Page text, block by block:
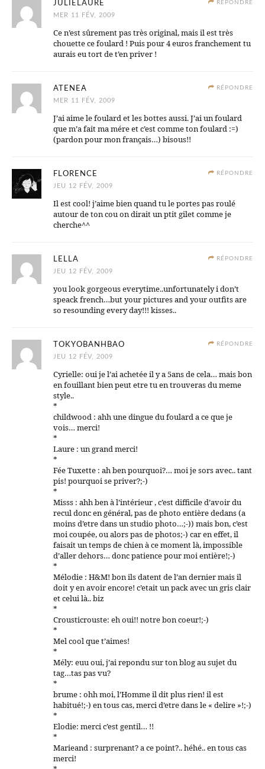
RÉPONDRE
JULIELAURE
MER 11 FÉV, 2009
Ce n’est sûrement pas très original, mais il est très
chouette ce foulard ! Puis pour 4 euros franchement tu
aurais eu tort de t’en priver !
RÉPONDRE
ATENEA
MER 11 FÉV, 2009
J’ai aime le foulard et les bottes aussi. J’ai un foulard
que m’a fait ma mére et c’est comme ton foulard :=)
(pardon pour mon français…) bisous!!
RÉPONDRE
FLORENCE
JEU 12 FÉV, 2009
Il est cool! j’aime bien quand tu le portes pas roulé
autour de ton cou on dirait un ptit gilet comme je
cherche^^
RÉPONDRE
LELLA
JEU 12 FÉV, 2009
you look gorgeous everytime..unfortunately i don’t
speack french…but your pictures and your outfits are
so resounding every day!!! kisses..
RÉPONDRE
TOKYOBANHBAO
JEU 12 FÉV, 2009
Cyrielle: oui je l’ai achetée il y a 5ans de cela… mais bon
en fouillant bien peut etre tu en trouveras du meme
style..
*
childwood : ahh une dingue du foulard a ce que je
vois… merci!
*
Laure : un grand merci!
*
Fée Tuxette : ah ben pourquoi?… moi je sors avec.. tant
pis! pourquoi se priver?;-)
*
Misss : ahh ben à l’intérieur , c’est difficile d’avoir du
recul donc en général, pas de photo entière dedans (a
moins d’etre dans un studio photo…;-)) mais bon, c’est
moi coupée, ou alors pas de photos;-) car en effet, il
faisait un temps de chien à ce moment là, impossible
d’aller dehors… donc patience pour moi entière!;-)
*
Mélodie : H&M! bon ils datent de l’an dernier mais il
doit y en avoir encore! c’etait un pack avec un gris clair
et celui là.. biz
*
Crousticrouste: eh oui!! notre bon coeur!;-)
*
Mel cool que t’aimes!
*
Mély: euu oui, j’ai repondu sur ton blog au sujet du
tag…tas pas vu?
*
brume : ohh moi, l’Homme il dit plus rien! il est
habitué!;-) en tous cas, merci d’etre dans le « delire »!;-)
*
Elodie: merci c’est gentil… !!
*
Marieand : surprenant? a ce point?.. héhé.. en tous cas
merci!